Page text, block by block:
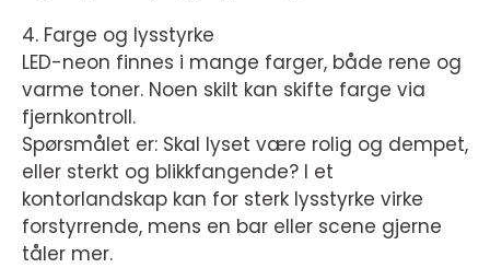
4. Farge og lysstyrke
LED-neon finnes i mange farger, både rene og
varme toner. Noen skilt kan skifte farge via
fjernkontroll.
Spørsmålet er: Skal lyset være rolig og dempet,
eller sterkt og blikkfangende? I et
kontorlandskap kan for sterk lysstyrke virke
forstyrrende, mens en bar eller scene gjerne
tåler mer.